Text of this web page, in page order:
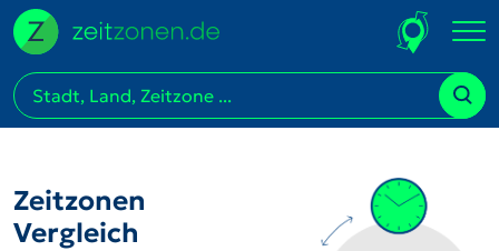
Zeitzonen
Vergleich